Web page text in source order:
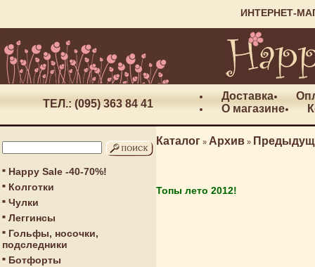
ИНТЕРНЕТ-
ТЕЛ.: (095) 363 84 41
Доставка
О магазине
Happy Sale -40-70%!
Колготки
Чулки
Леггинсы
Гольфы, носочки,
подследники
Ботфорты
Каталог » Архив »
Топы лето 2012!